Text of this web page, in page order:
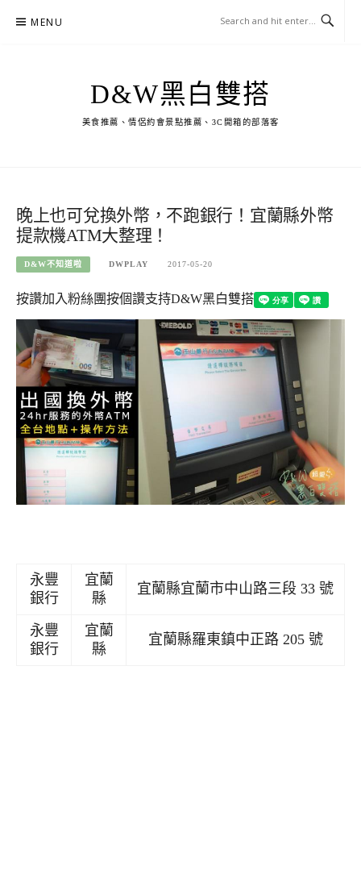
MENU
D&W黑白雙搭
美食推薦、情侶約會景點推薦、3C開箱的部落客
晚上也可兌換外幣，不跑銀行！宜蘭縣外幣
提款機ATM大整理！
D&W不知道啦 DWPLAY 2017-05-20
按讚加入粉絲團按個讚支持D&W黑白雙搭
永豐
銀行
宜蘭
縣
宜蘭縣宜蘭市中山路三段 33 號
永豐
銀行
宜蘭
縣
宜蘭縣羅東鎮中正路 205 號